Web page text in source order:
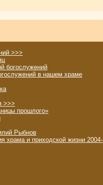
>>>
богослужений
в нашем храме
>>>
прошлого»
Рыбнов
храма и приходской жизни